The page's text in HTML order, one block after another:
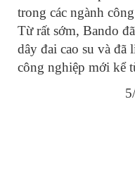
trong các ngành
Từ rất sớm, Bando
dây đai cao su và đã
công nghiệp mới kể